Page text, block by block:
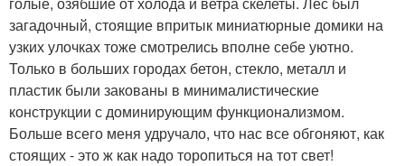
загадочный, стоящие впритык миниатюрные домики на
узких улочках тоже смотрелись вполне себе уютно.
Только в больших городах бетон, стекло, металл и
пластик были закованы в минималистические
конструкции с доминирующим функционализмом.
Больше всего меня удручало, что нас все обгоняют, как
стоящих - это ж как надо торопиться на тот свет!